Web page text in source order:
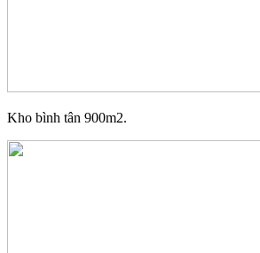
Kho bình tân 900m2.